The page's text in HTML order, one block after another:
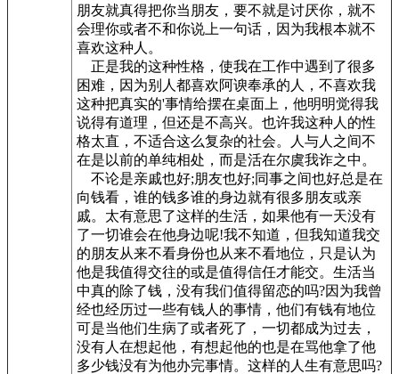
朋友就真得把你当朋友，要不就是讨厌你，就不
会理你或者不和你说上一句话，因为我根本就不
喜欢这种人。
正是我的这种性格，使我在工作中遇到了很多
困难，因为别人都喜欢阿谀奉承的人，不喜欢我
这种把真实的'事情给摆在桌面上，他明明觉得我
说得有道理，但还是不高兴。也许我这种人的性
格太直，不适合这么复杂的社会。人与人之间不
在是以前的单纯相处，而是活在尔虞我诈之中。
不论是亲戚也好;朋友也好;同事之间也好总是在
向钱看，谁的钱多谁的身边就有很多朋友或亲
戚。太有意思了这样的生活，如果他有一天没有
了一切谁会在他身边呢!我不知道，但我知道我交
的朋友从来不看身份也从来不看地位，只是认为
他是我值得交往的或是值得信任才能交。生活当
中真的除了钱，没有我们值得留恋的吗?因为我曾
经也经历过一些有钱人的事情，他们有钱有地位
可是当他们生病了或者死了，一切都成为过去，
没有人在想起他，有想起他的也是在骂他拿了他
多少钱没有为他办完事情。这样的人生有意思吗?